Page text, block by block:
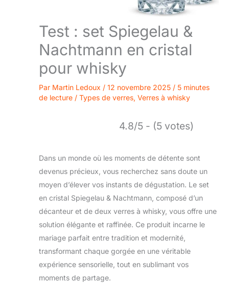
Test : set Spiegelau &
Nachtmann en cristal
pour whisky
Par Martin Ledoux / 12 novembre 2025 / 5 minutes
de lecture / Types de verres, Verres à whisky
4.8/5 - (5 votes)
Dans un monde où les moments de détente sont
devenus précieux, vous recherchez sans doute un
moyen d’élever vos instants de dégustation. Le set
en cristal Spiegelau & Nachtmann, composé d’un
décanteur et de deux verres à whisky, vous offre une
solution élégante et raffinée. Ce produit incarne le
mariage parfait entre tradition et modernité,
transformant chaque gorgée en une véritable
expérience sensorielle, tout en sublimant vos
moments de partage.